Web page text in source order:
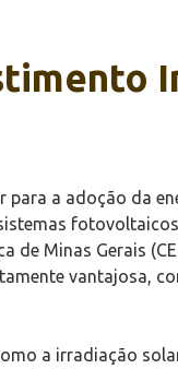
a adoção da
Minas Gerais
vantajosa,
a irradiação